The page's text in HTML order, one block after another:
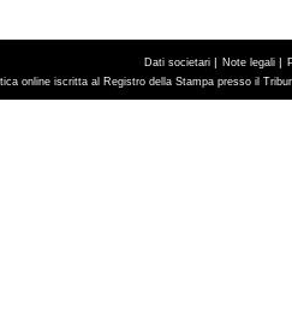
Dati societari | Note legali |
online iscritta al Registro della Stampa presso il